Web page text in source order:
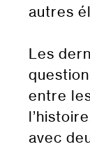
autres
Les
entre
avec